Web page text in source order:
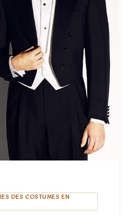
DES COSTUMES EN